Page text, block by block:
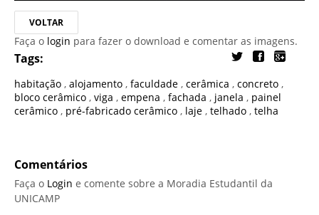
VOLTAR
Faça o login para fazer o download e comentar as imagens.
Tags:
habitação , alojamento , faculdade , cerâmica , concreto ,
bloco cerâmico , viga , empena , fachada , janela , painel
cerâmico , pré-fabricado cerâmico , laje , telhado , telha
Comentários
Faça o Login e comente sobre a Moradia Estudantil da
UNICAMP